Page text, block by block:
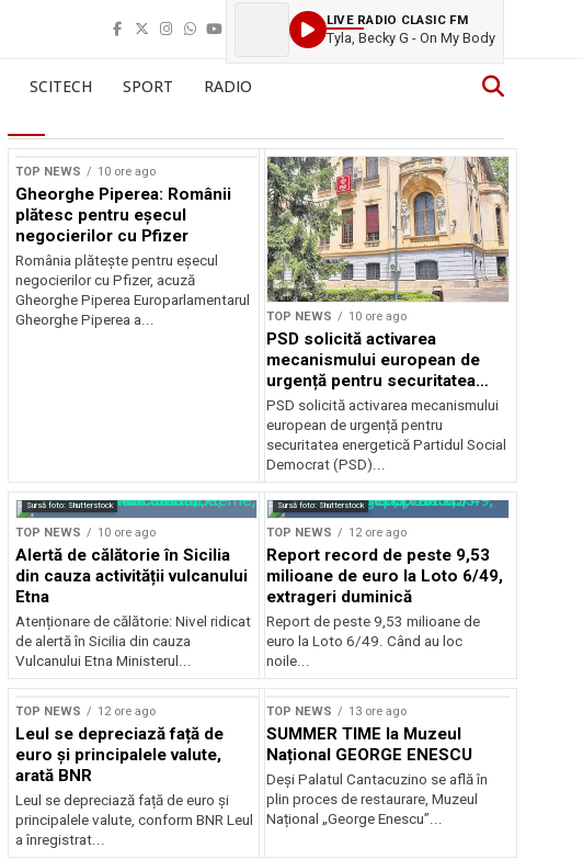
LIVE RADIO CLASIC FM
Tyla, Becky G - On My Body
SCITECH SPORT RADIO
TOP NEWS 10 ore ago
Gheorghe Piperea: Românii
plătesc pentru eșecul
negocierilor cu Pfizer
România plătește pentru eșecul
negocierilor cu Pfizer, acuză
Gheorghe Piperea Europarlamentarul
Gheorghe Piperea a...
TOP NEWS 10 ore ago
PSD solicită activarea
mecanismului european de
urgență pentru securitatea
energetică a României
PSD solicită activarea mecanismului
european de urgență pentru
securitatea energetică Partidul Social
Democrat (PSD)...
Sursă foto: Shutterstock
TOP NEWS 10 ore ago
Alertă de călătorie în Sicilia
din cauza activității vulcanului
Etna
Atenționare de călătorie: Nivel ridicat
de alertă în Sicilia din cauza
Vulcanului Etna Ministerul...
Sursă foto: Shutterstock
TOP NEWS 12 ore ago
Report record de peste 9,53
milioane de euro la Loto 6/49,
extrageri duminică
Report de peste 9,53 milioane de
euro la Loto 6/49. Când au loc
noile...
TOP NEWS 12 ore ago
Leul se depreciază față de
euro și principalele valute,
arată BNR
Leul se depreciază față de euro și
principalele valute, conform BNR Leul
a înregistrat...
TOP NEWS 13 ore ago
SUMMER TIME la Muzeul
Național GEORGE ENESCU
Deși Palatul Cantacuzino se află în
plin proces de restaurare, Muzeul
Național „George Enescu”...